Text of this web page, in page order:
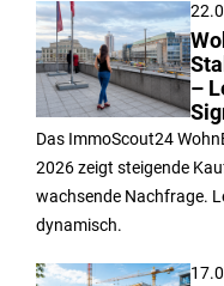
–
Das ImmoScout24
2026 zeigt steigende
wachsende Nachfrage.
dynamisch.